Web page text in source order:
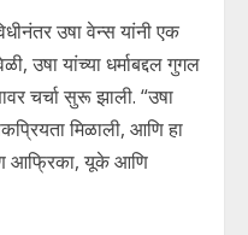
उषा वेन्स यांनी एक
उषा यांच्या धर्माबद्दल गुगल
चर्चा सुरू झाली. “उषा
मिळाली, आणि हा
आफ्रिका, यूके आणि